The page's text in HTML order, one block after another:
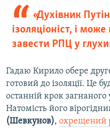
«Духівник
ізоляціоніст, і
завести РПЦ у
Гадаю Кирило обере
готовий до ізоляції. Це
останній крок
Натомість його
(Шевкунов), охрещений